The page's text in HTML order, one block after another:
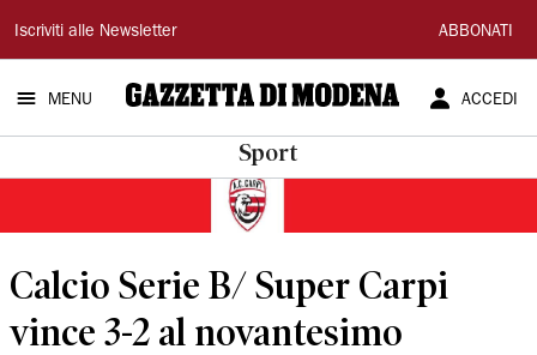
Gazzetta
di
Modena
Iscriviti alle Newsletter ABBONATI
MENU ACCEDI
Sport
Calcio Serie B/ Super Carpi
vince 3-2 al novantesimo